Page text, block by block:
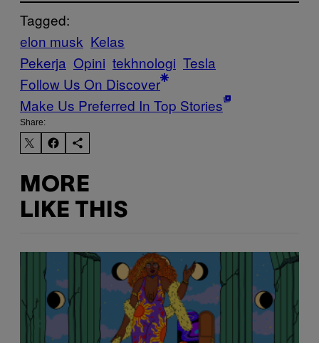
Tagged:
elon musk Kelas
Pekerja Opini tekhnologi Tesla
Follow Us On Discover
Make Us Preferred In Top Stories
Share:
MORE
LIKE THIS